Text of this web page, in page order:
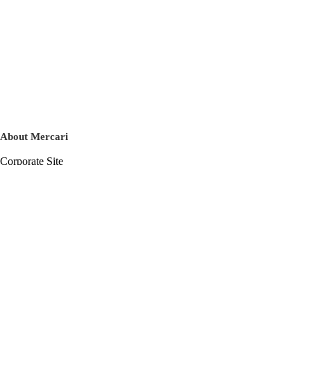
About Mercari
Corporate Site